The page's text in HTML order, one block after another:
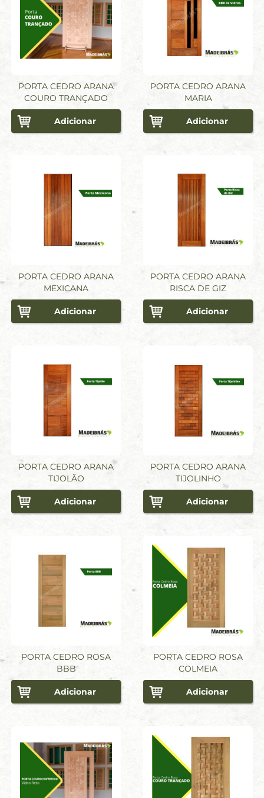
PORTA CEDRO ARANA
COURO TRANÇADO
Adicionar
PORTA CEDRO ARANA
MARIA
Adicionar
PORTA CEDRO ARANA
MEXICANA
Adicionar
PORTA CEDRO ARANA
RISCA DE GIZ
Adicionar
PORTA CEDRO ARANA
TIJOLÃO
Adicionar
PORTA CEDRO ARANA
TIJOLINHO
Adicionar
PORTA CEDRO ROSA
BBB
Adicionar
PORTA CEDRO ROSA
COLMEIA
Adicionar